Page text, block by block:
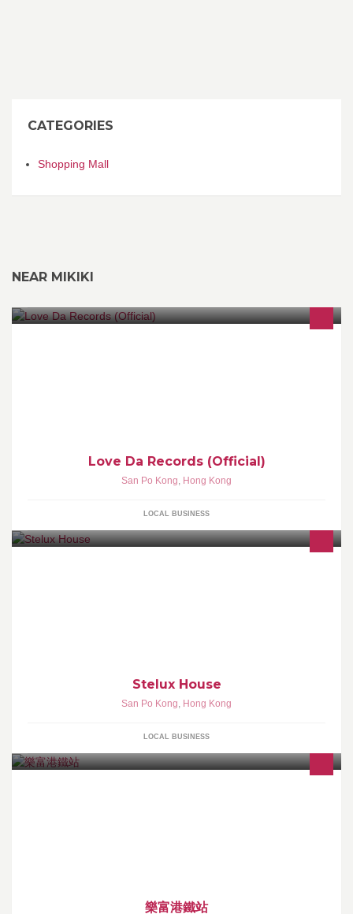
CATEGORIES
Shopping Mall
NEAR MIKIKI
Love Da Records (Official)
San Po Kong, Hong Kong
LOCAL BUSINESS
Stelux House
San Po Kong, Hong Kong
LOCAL BUSINESS
樂富港鐵站